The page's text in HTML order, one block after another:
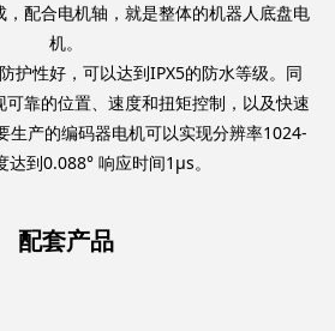
配合电机轴，就是整体的机器人底盘电
机。
护性好，可以达到IPX5的防水等级。同
靠的位置、速度和扭矩控制，以及快速
生产的编码器电机可以实现分辨率1024-
达到0.088° 响应时间1μs。
配套产品